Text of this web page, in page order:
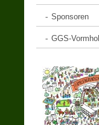
Sponsoren
GGS-